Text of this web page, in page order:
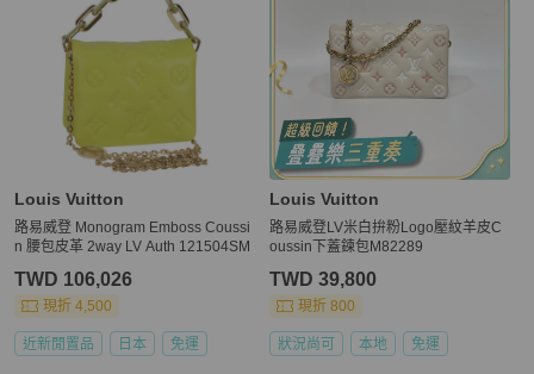
Louis Vuitton
路易威登 Monogram Emboss Coussi
n 腰包皮革 2way LV Auth 121504SM
TWD 106,026
現折 4,500
近新閒置品 日本 免運
Louis Vuitton
路易威登LV米白拚粉Logo壓紋羊皮C
oussin下蓋鍊包M82289
TWD 39,800
現折 800
狀況尚可 本地 免運